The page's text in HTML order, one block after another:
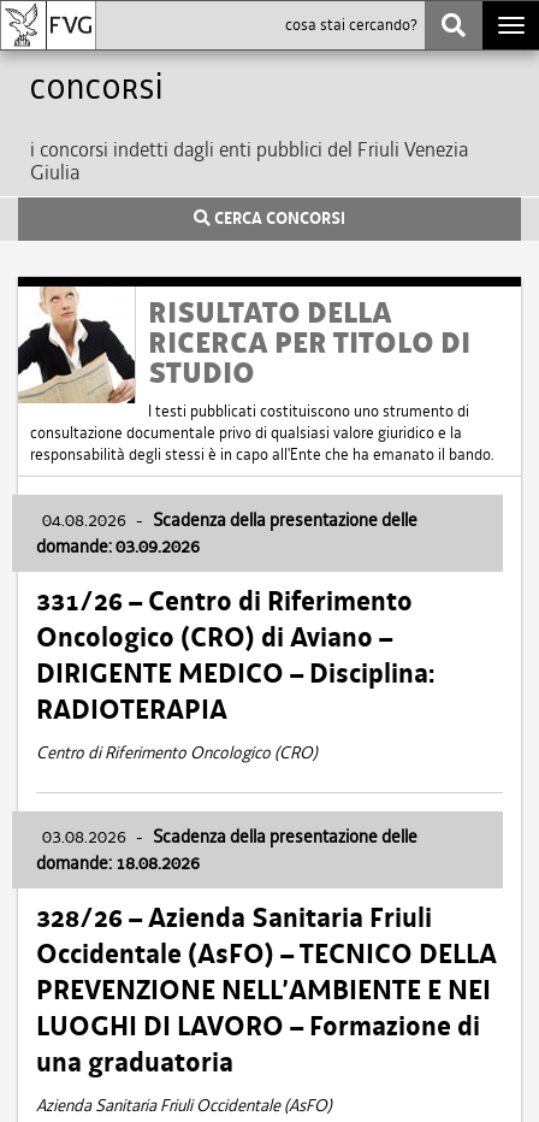
Concorsi
i concorsi indetti dagli enti pubblici del Friuli Venezia
Giulia
CERCA CONCORSI
RISULTATO DELLA
RICERCA PER TITOLO DI
STUDIO
I testi pubblicati costituiscono uno strumento di
consultazione documentale privo di qualsiasi valore giuridico e la
responsabilità degli stessi è in capo all'Ente che ha emanato il bando.
04.08.2026 - Scadenza della presentazione delle
domande: 03.09.2026
331/26 – Centro di Riferimento
Oncologico (CRO) di Aviano –
DIRIGENTE MEDICO – Disciplina:
RADIOTERAPIA
Centro di Riferimento Oncologico (CRO)
03.08.2026 - Scadenza della presentazione delle
domande: 18.08.2026
328/26 – Azienda Sanitaria Friuli
Occidentale (AsFO) – TECNICO DELLA
PREVENZIONE NELL’AMBIENTE E NEI
LUOGHI DI LAVORO – Formazione di
una graduatoria
Azienda Sanitaria Friuli Occidentale (AsFO)